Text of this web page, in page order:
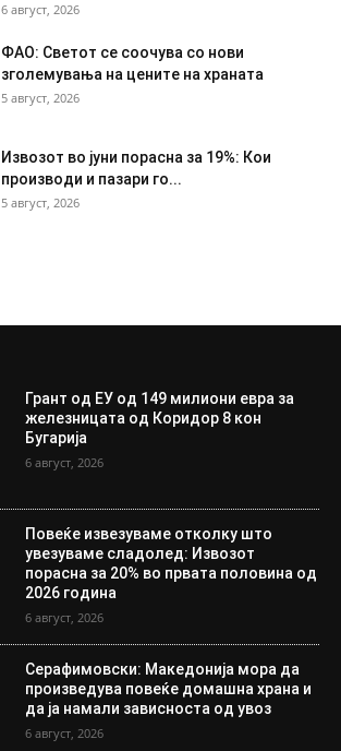
6 август, 2026
ФАО: Светот се соочува со нови
зголемувања на цените на храната
5 август, 2026
Извозот во јуни порасна за 19%: Кои
производи и пазари го...
5 август, 2026
Грант од ЕУ од 149 милиони евра за
железницата од Коридор 8 кон
Бугарија
6 август, 2026
Повеќе извезуваме отколку што
увезуваме сладолед: Извозот
порасна за 20% во првата половина од
2026 година
6 август, 2026
Серафимовски: Македонија мора да
произведува повеќе домашна храна и
да ја намали зависноста од увоз
6 август, 2026